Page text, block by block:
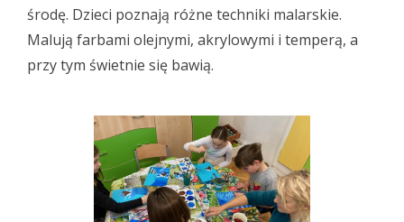
środę. Dzieci poznają różne techniki malarskie.
Malują farbami olejnymi, akrylowymi i temperą, a
przy tym świetnie się bawią.